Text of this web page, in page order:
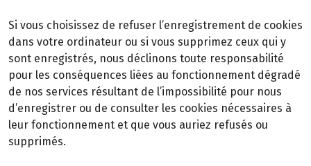
Si vous choisissez de refuser l’enregistrement de cookies
dans votre ordinateur ou si vous supprimez ceux qui y
sont enregistrés, nous déclinons toute responsabilité
pour les conséquences liées au fonctionnement dégradé
de nos services résultant de l’impossibilité pour nous
d’enregistrer ou de consulter les cookies nécessaires à
leur fonctionnement et que vous auriez refusés ou
supprimés.